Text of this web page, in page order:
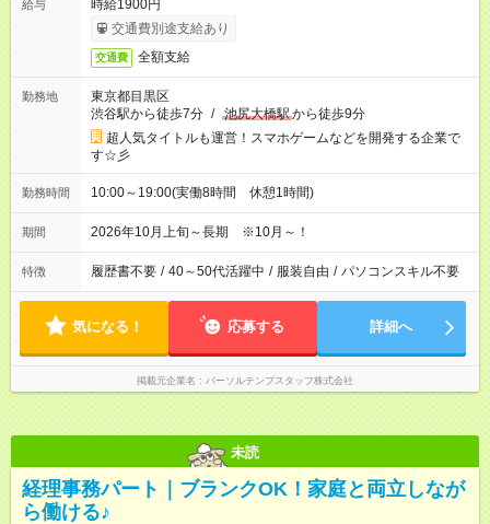
給与
時給1900円
交通費別途支給あり
交通費 全額支給
勤務地
東京都目黒区
渋谷駅から徒歩7分 / 池尻大橋駅から徒歩9分
超人気タイトルも運営！スマホゲームなどを開発する企業で
す☆彡
勤務時間 10:00～19:00(実働8時間 休憩1時間)
期間 2026年10月上旬～長期 ※10月～！
特徴 履歴書不要 / 40～50代活躍中 / 服装自由 / パソコンスキル不要
気になる！ 応募する 詳細へ
掲載元企業名 パーソルテンプスタッフ株式会社
未読
経理事務パート｜ブランクOK！家庭と両立しなが
ら働ける♪